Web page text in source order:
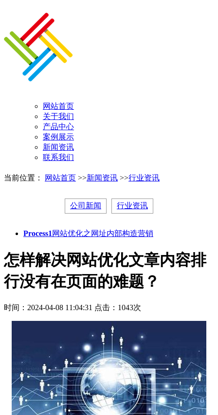
网站首页
关于我们
产品中心
案例展示
新闻资讯
联系我们
当前位置： 网站首页 >>新闻资讯 >>行业资讯
公司新闻 行业资讯
Process1 网站优化之网址内部构造营销
怎样解决网站优化文章内容排
行没有在页面的难题？
时间：2024-04-08 11:04:31 点击：1043次